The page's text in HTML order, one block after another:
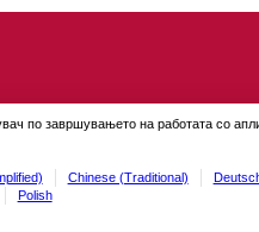
по завршувањето на работата со
Chinese (Traditional)
Polish